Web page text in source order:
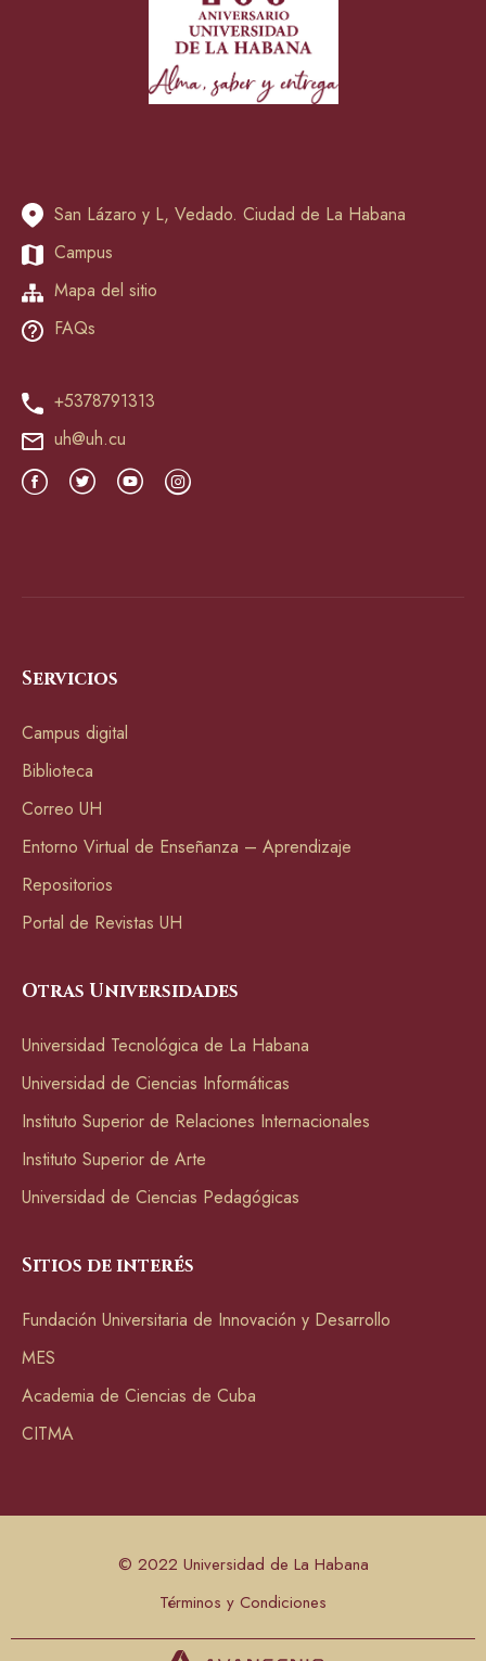
San Lázaro y L, Vedado. Ciudad de La Habana
Campus
Mapa del sitio
FAQs
+5378791313
uh@uh.cu
Servicios
Campus digital
Biblioteca
Correo UH
Entorno Virtual de Enseñanza – Aprendizaje
Repositorios
Portal de Revistas UH
Otras Universidades
Universidad Tecnológica de La Habana
Universidad de Ciencias Informáticas
Instituto Superior de Relaciones Internacionales
Instituto Superior de Arte
Universidad de Ciencias Pedagógicas
Sitios de interés
Fundación Universitaria de Innovación y Desarrollo
MES
Academia de Ciencias de Cuba
CITMA
© 2022 Universidad de La Habana
Términos y Condiciones